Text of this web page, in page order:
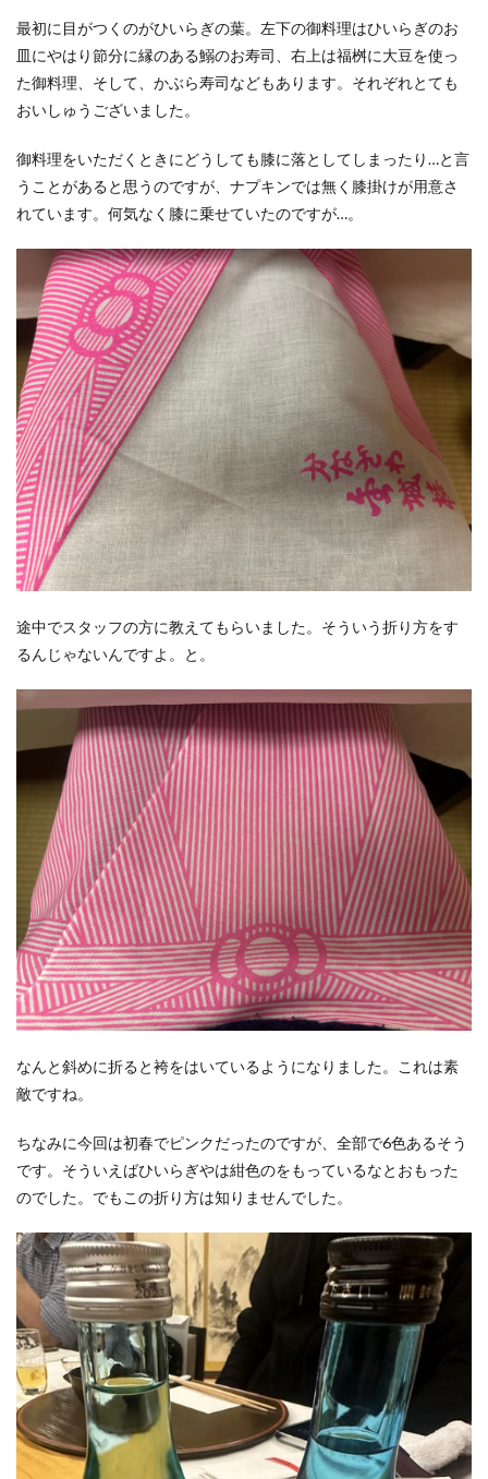
最初に目がつくのがひいらぎの葉。左下の御料理はひいらぎのお
皿にやはり節分に縁のある鰯のお寿司、右上は福桝に大豆を使っ
た御料理、そして、かぶら寿司などもあります。それぞれとても
おいしゅうございました。
御料理をいただくときにどうしても膝に落としてしまったり…と言
うことがあると思うのですが、ナプキンでは無く膝掛けが用意さ
れています。何気なく膝に乗せていたのですが…。
途中でスタッフの方に教えてもらいました。そういう折り方をす
るんじゃないんですよ。と。
なんと斜めに折ると袴をはいているようになりました。これは素
敵ですね。
ちなみに今回は初春でピンクだったのですが、全部で6色あるそう
です。そういえばひいらぎやは紺色のをもっているなとおもった
のでした。でもこの折り方は知りませんでした。